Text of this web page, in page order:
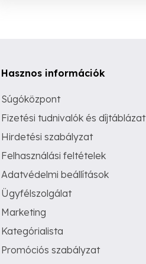
Hasznos információk
Súgóközpont
Fizetési tudnivalók és díjtáblázat
Hirdetési szabályzat
Felhasználási feltételek
Adatvédelmi beállítások
Ügyfélszolgálat
Marketing
Kategórialista
Promóciós szabályzat